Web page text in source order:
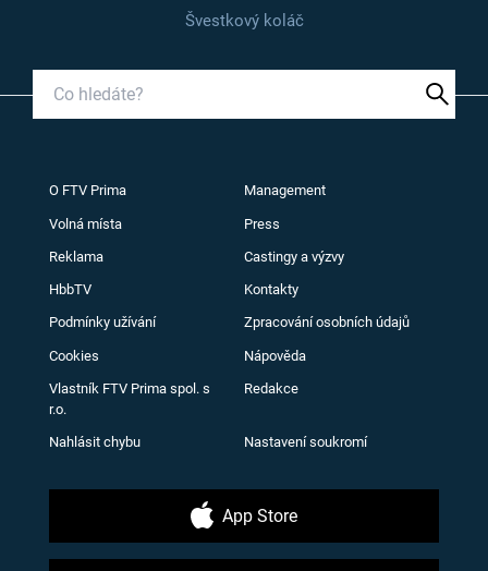
Švestkový koláč
O FTV Prima Management
Volná místa Press
Reklama Castingy a výzvy
HbbTV Kontakty
Podmínky užívání Zpracování osobních údajů
Cookies Nápověda
Vlastník FTV Prima spol. s
r.o.
Redakce
Nahlásit chybu Nastavení soukromí
App Store